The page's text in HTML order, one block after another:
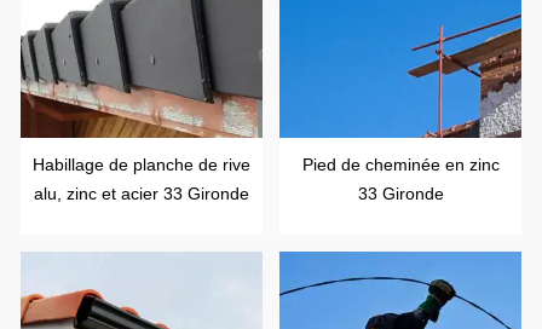
Habillage de planche de rive
alu, zinc et acier 33 Gironde
Pied de cheminée en zinc
33 Gironde